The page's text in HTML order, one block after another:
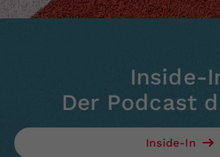
Inside-
Der Podcast
Inside-In